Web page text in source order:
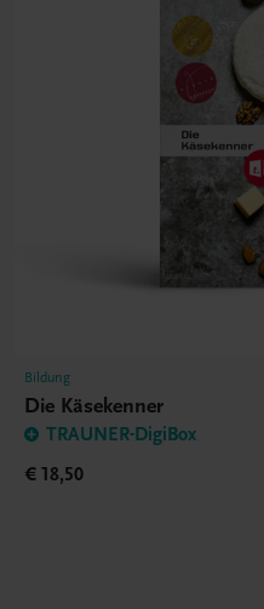
Bildung
Die Käsekenner
TRAUNER-DigiBox
€ 18,50